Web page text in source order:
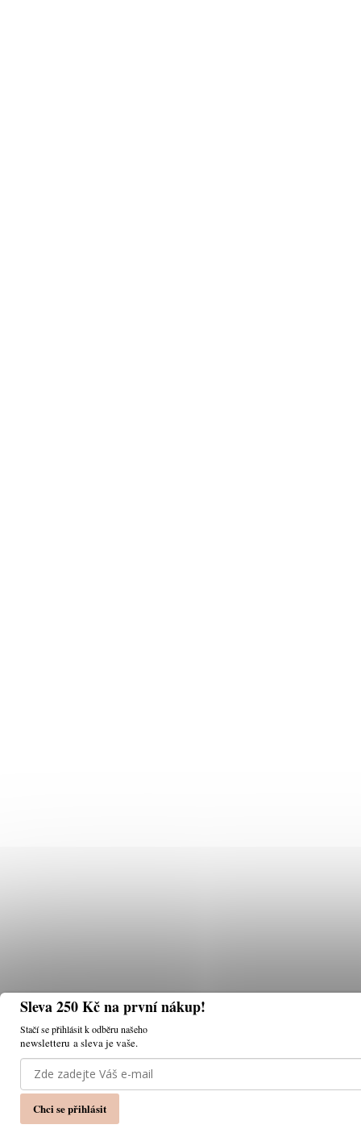
Používáme cookies, abychom vám umožnili
zlepšovat jeho funkce, výkon a
Sleva 250 Kč na první nákup!
Stačí se přihlásit k odběru našeho
newsletteru a sleva je vaše.
Chci se přihlásit